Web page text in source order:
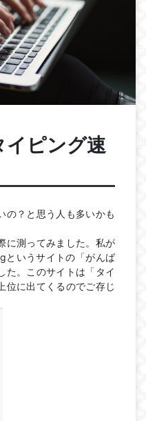
イピング速
の？と思う人も多いかも
に測ってみました。私が
というサイトの「がんば
た。このサイトは「タイ
に出てくるのでご存じ